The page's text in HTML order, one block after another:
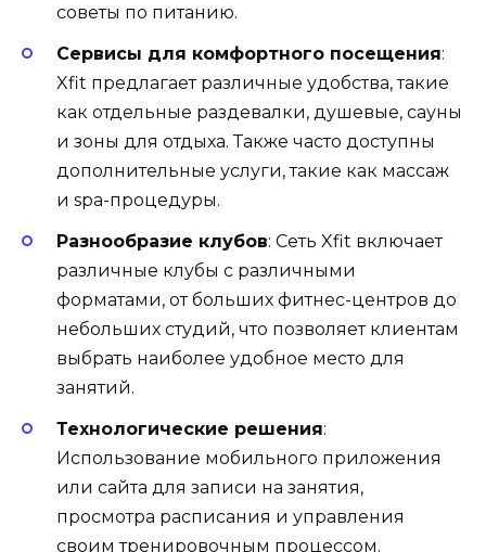
советы по питанию.
Сервисы для комфортного посещения:
Xfit предлагает различные удобства, такие
как отдельные раздевалки, душевые, сауны
и зоны для отдыха. Также часто доступны
дополнительные услуги, такие как массаж
и spa-процедуры.
Разнообразие клубов: Сеть Xfit включает
различные клубы с различными
форматами, от больших фитнес-центров до
небольших студий, что позволяет клиентам
выбрать наиболее удобное место для
занятий.
Технологические решения:
Использование мобильного приложения
или сайта для записи на занятия,
просмотра расписания и управления
своим тренировочным процессом.